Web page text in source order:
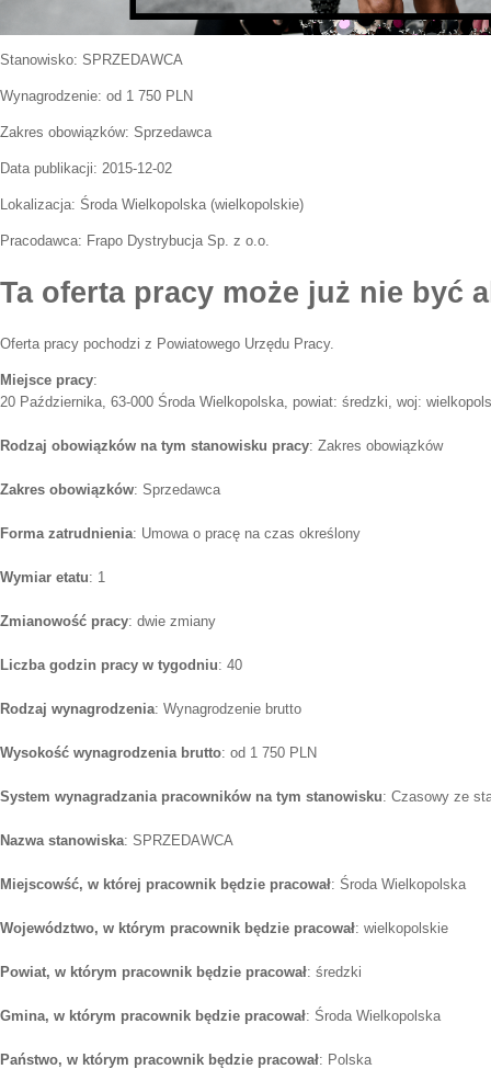
Stanowisko: SPRZEDAWCA
Wynagrodzenie: od 1 750 PLN
Zakres obowiązków: Sprzedawca
Data publikacji: 2015-12-02
Lokalizacja: Środa Wielkopolska(wielkopolskie)
Pracodawca: Frapo Dystrybucja Sp. z o.o.
Ta oferta pracy może już nie być
Oferta pracy pochodzi z Powiatowego Urzędu Pracy.
Miejsce pracy:
20 Października, 63-000 Środa Wielkopolska, powiat: średzki, woj:
Rodzaj obowiązków na tym stanowisku pracy: Zakres obowiązków
Zakres obowiązków: Sprzedawca
Forma zatrudnienia: Umowa o pracę na czas określony
Wymiar etatu: 1
Zmianowość pracy: dwie zmiany
Liczba godzin pracy w tygodniu: 40
Rodzaj wynagrodzenia: Wynagrodzenie brutto
Wysokość wynagrodzenia brutto: od 1 750 PLN
System wynagradzania pracowników na tym stanowisku: Czasowy ze
Nazwa stanowiska: SPRZEDAWCA
Miejscowść, w której pracownik będzie pracował: Środa Wielkopolska
Województwo, w którym pracownik będzie pracował: wielkopolskie
Powiat, w którym pracownik będzie pracował: średzki
Gmina, w którym pracownik będzie pracował: Środa Wielkopolska
Państwo, w którym pracownik będzie pracował: Polska